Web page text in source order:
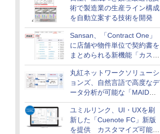
術で製造業の生産ライン構成
を自動立案する技術を開発
Sansan、「Contract One」
に店舗や物件単位で契約書を
まとめられる新機能「カスタ
ム契約ツリー」を追加
丸紅ネットワークソリューシ
ョンズ、自然言語で高度なデ
ータ分析が可能な「MAIDOA
AI ASSIST」を9月より提供
ユミルリンク、UI・UXを刷
新した「Cuenote FC」新版
を提供 カスタマイズ可能な